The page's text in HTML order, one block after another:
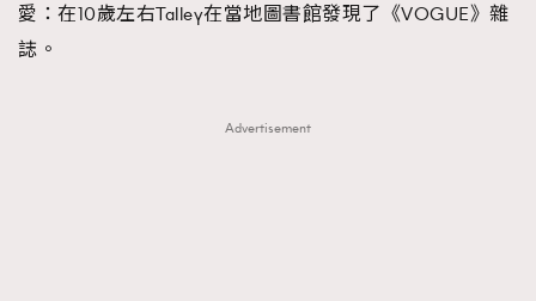
愛：在10歲左右Talley在當地圖書館發現了《VOGUE》雜
誌。
Advertisement